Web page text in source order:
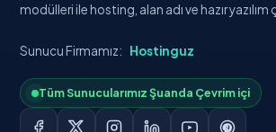
modülleri ile hosting, alan adı ve hazır yazılım
Sunucu Firmamız: Hostinguz
Tüm Sunucularımız Şuanda Çevrim içi